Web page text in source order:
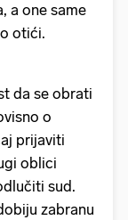
a one same
otići.
da se obrati
o
prijaviti
oblici
sud.
zabranu